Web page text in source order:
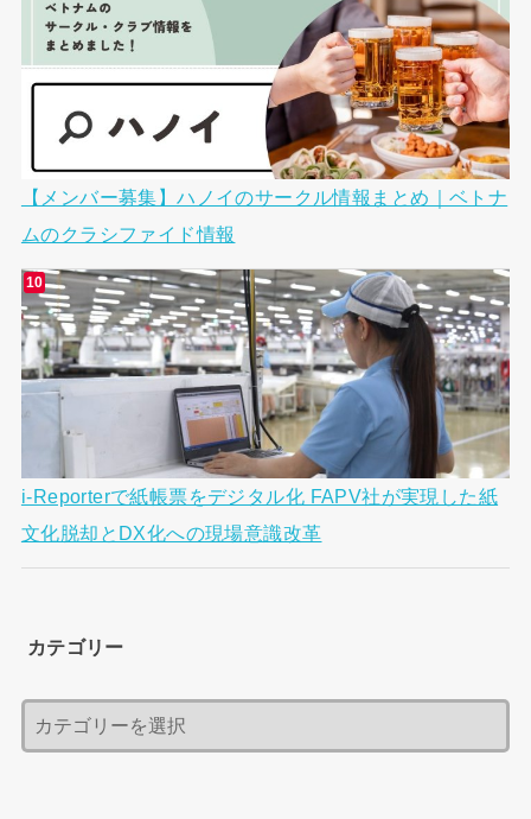
【メンバー募集】ハノイのサークル情報まとめ｜ベトナ
ムのクラシファイド情報
i-Reporterで紙帳票をデジタル化 FAPV社が実現した紙
文化脱却とDX化への現場意識改革
カテゴリー